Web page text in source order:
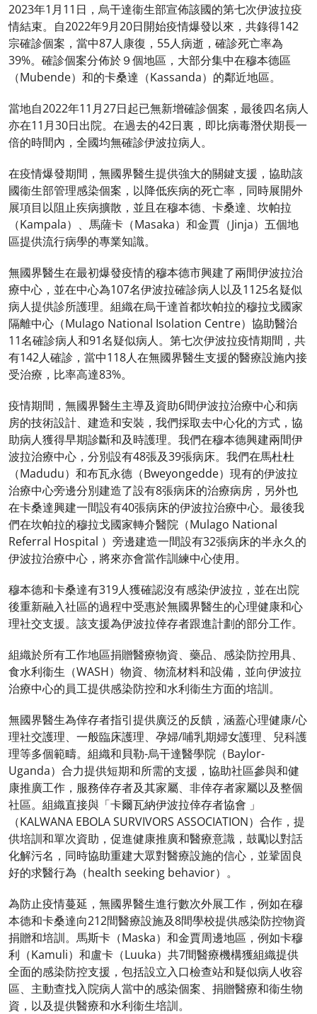
2023年1月11日，烏干達衞生部宣佈該國的第七次伊波拉疫
情結束。自2022年9月20日開始疫情爆發以來，共錄得142
宗確診個案，當中87人康復，55人病逝，確診死亡率為
39%。確診個案分佈於９個地區，大部分集中在穆本德區
（Mubende）和的卡桑達（Kassanda）的鄰近地區。
當地自2022年11月27日起已無新增確診個案，最後四名病人
亦在11月30日出院。在過去的42日裏，即比病毒潛伏期長一
倍的時間內，全國均無確診伊波拉病人。
在疫情爆發期間，無國界醫生提供強大的關鍵支援，協助該
國衞生部管理感染個案，以降低疾病的死亡率，同時展開外
展項目以阻止疾病擴散，並且在穆本德、卡桑達、坎帕拉
（Kampala）、馬薩卡（Masaka）和金賈（Jinja）五個地
區提供流行病學的專業知識。
無國界醫生在最初爆發疫情的穆本德市興建了兩間伊波拉治
療中心，並在中心為107名伊波拉確診病人以及1125名疑似
病人提供診所護理。組織在烏干達首都坎帕拉的穆拉戈國家
隔離中心（Mulago National Isolation Centre）協助醫治
11名確診病人和91名疑似病人。第七次伊波拉疫情期間，共
有142人確診，當中118人在無國界醫生支援的醫療設施內接
受治療，比率高達83%。
疫情期間，無國界醫生主導及資助6間伊波拉治療中心和病
房的技術設計、建造和安裝，我們採取去中心化的方式，協
助病人獲得早期診斷和及時護理。我們在穆本德興建兩間伊
波拉治療中心，分別設有48張及39張病床。我們在馬杜杜
（Madudu）和布瓦永德（Bweyongedde）現有的伊波拉
治療中心旁邊分別建造了設有8張病床的治療病房，另外也
在卡桑達興建一間設有40張病床的伊波拉治療中心。最後我
們在坎帕拉的穆拉戈國家轉介醫院（Mulago National
Referral Hospital ）旁邊建造一間設有32張病床的半永久的
伊波拉治療中心，將來亦會當作訓練中心使用。
穆本德和卡桑達有319人獲確認沒有感染伊波拉，並在出院
後重新融入社區的過程中受惠於無國界醫生的心理健康和心
理社交支援。該支援為伊波拉倖存者跟進計劃的部分工作。
組織於所有工作地區捐贈醫療物資、藥品、感染防控用具、
食水利衞生（WASH）物資、物流材料和設備，並向伊波拉
治療中心的員工提供感染防控和水利衞生方面的培訓。
無國界醫生為倖存者指引提供廣泛的反饋，涵蓋心理健康/心
理社交護理、一般臨床護理、孕婦/哺乳期婦女護理、兒科護
理等多個範疇。組織和貝勒-烏干達醫學院（Baylor-
Uganda）合力提供短期和所需的支援，協助社區參與和健
康推廣工作，服務倖存者及其家屬、非倖存者家屬以及整個
社區。組織直接與「卡爾瓦納伊波拉倖存者協會 」
（KALWANA EBOLA SURVIVORS ASSOCIATION）合作，提
供培訓和單次資助，促進健康推廣和醫療意識，鼓勵以對話
化解污名，同時協助重建大眾對醫療設施的信心，並鞏固良
好的求醫行為（health seeking behavior）。
為防止疫情蔓延，無國界醫生進行數次外展工作，例如在穆
本德和卡桑達向212間醫療設施及8間學校提供感染防控物資
捐贈和培訓。馬斯卡（Maska）和金賈周邊地區，例如卡穆
利（Kamuli）和盧卡（Luuka）共7間醫療機構獲組織提供
全面的感染防控支援，包括設立入口檢查站和疑似病人收容
區、主動查找入院病人當中的感染個案、捐贈醫療和衞生物
資，以及提供醫療和水利衞生培訓。